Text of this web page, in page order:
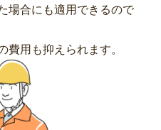
場合にも適用できるので
費用も抑えられます。